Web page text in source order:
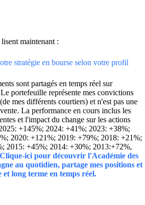
maintenant :
stratégie en bourse selon votre profil
sont partagés en temps réel sur
portefeuille représente mes convictions
mes différents courtiers) et n'est pas une
La performance en cours inclus les
et l'impact du change sur les actions
+145%; 2024: +41%; 2023: +38%;
2020: +121%; 2019: +79%; 2018: +21%;
2015: +45%; 2014: +30%; 2013:+72%,
Clique-ici pour découvrir l'Académie des
au quotidien, partage mes positions et
long terme en temps réel.